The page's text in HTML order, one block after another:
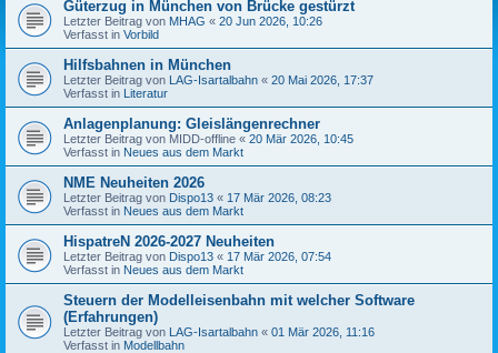
Güterzug in München von Brücke gestürzt
Letzter Beitrag von MHAG « 20 Jun 2026, 10:26
Verfasst in Vorbild
Hilfsbahnen in München
Letzter Beitrag von LAG-Isartalbahn « 20 Mai 2026, 17:37
Verfasst in Literatur
Anlagenplanung: Gleislängenrechner
Letzter Beitrag von MIDD-offline « 20 Mär 2026, 10:45
Verfasst in Neues aus dem Markt
NME Neuheiten 2026
Letzter Beitrag von Dispo13 « 17 Mär 2026, 08:23
Verfasst in Neues aus dem Markt
HispatreN 2026-2027 Neuheiten
Letzter Beitrag von Dispo13 « 17 Mär 2026, 07:54
Verfasst in Neues aus dem Markt
Steuern der Modelleisenbahn mit welcher Software
(Erfahrungen)
Letzter Beitrag von LAG-Isartalbahn « 01 Mär 2026, 11:16
Verfasst in Modellbahn